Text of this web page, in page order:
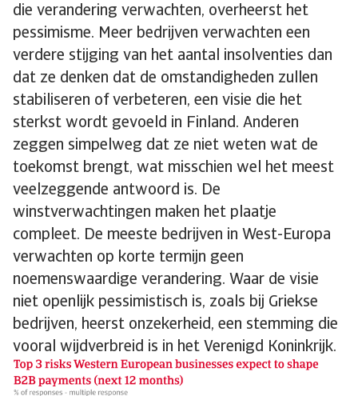
die verandering verwachten, overheerst het
pessimisme. Meer bedrijven verwachten een
verdere stijging van het aantal insolventies dan
dat ze denken dat de omstandigheden zullen
stabiliseren of verbeteren, een visie die het
sterkst wordt gevoeld in Finland. Anderen
zeggen simpelweg dat ze niet weten wat de
toekomst brengt, wat misschien wel het meest
veelzeggende antwoord is. De
winstverwachtingen maken het plaatje
compleet. De meeste bedrijven in West-Europa
verwachten op korte termijn geen
noemenswaardige verandering. Waar de visie
niet openlijk pessimistisch is, zoals bij Griekse
bedrijven, heerst onzekerheid, een stemming die
vooral wijdverbreid is in het Verenigd Koninkrijk.